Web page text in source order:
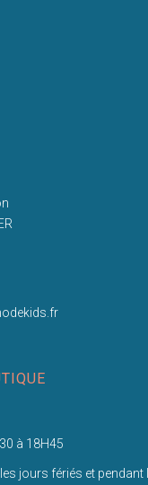
à 18H45
jours fériés et pendant